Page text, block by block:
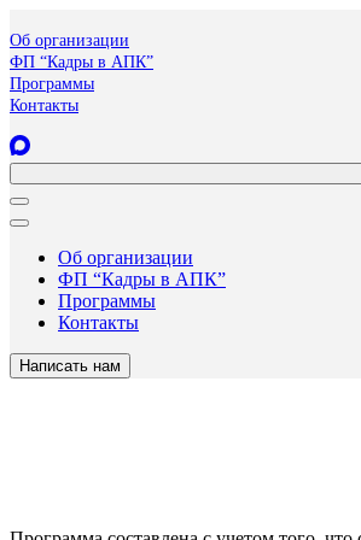
Об организации
ФП “Кадры в АПК”
Программы
Контакты
Об организации
ФП “Кадры в АПК”
Программы
Контакты
Написать нам